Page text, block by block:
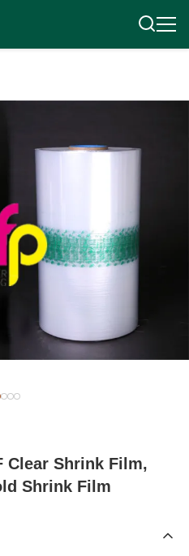
Clear Shrink Film,
Shrink Film